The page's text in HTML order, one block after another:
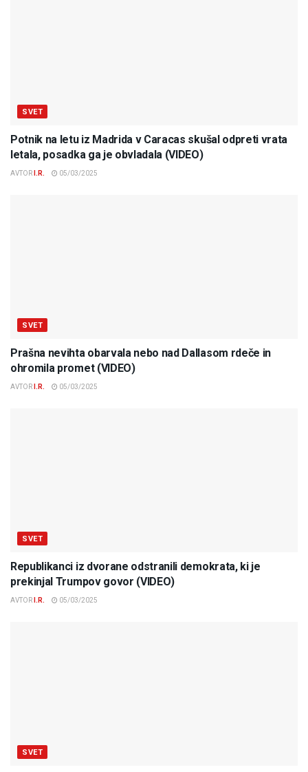
SVET
Potnik na letu iz Madrida v Caracas skušal odpreti vrata
letala, posadka ga je obvladala (VIDEO)
AVTOR I.R. 05/03/2025
SVET
Prašna nevihta obarvala nebo nad Dallasom rdeče in
ohromila promet (VIDEO)
AVTOR I.R. 05/03/2025
SVET
Republikanci iz dvorane odstranili demokrata, ki je
prekinjal Trumpov govor (VIDEO)
AVTOR I.R. 05/03/2025
SVET